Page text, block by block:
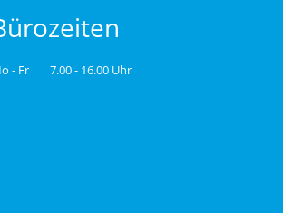
- Fr 7.00 - 16.00 Uhr